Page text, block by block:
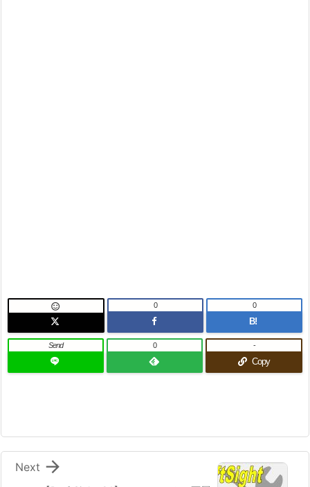
 0
B!
0
Send 0
Copy
-

Next